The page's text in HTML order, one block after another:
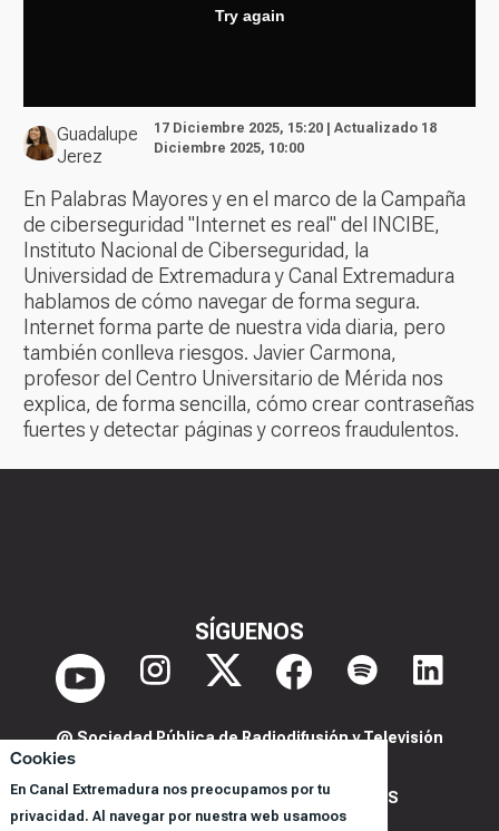
Cookies
En Canal Extremadura nos preocupamos por tu
privacidad. Al navegar por nuestra web usamoos
Guadalupe
Jerez
17 Diciembre 2025, 15:20 | Actualizado 18
Diciembre 2025, 10:00
En Palabras Mayores y en el marco de la Campaña
de ciberseguridad "Internet es real" del INCIBE,
Instituto Nacional de Ciberseguridad, la
Universidad de Extremadura y Canal Extremadura
hablamos de cómo navegar de forma segura.
Internet forma parte de nuestra vida diaria, pero
también conlleva riesgos. Javier Carmona,
profesor del Centro Universitario de Mérida nos
explica, de forma sencilla, cómo crear contraseñas
fuertes y detectar páginas y correos fraudulentos.
SÍGUENOS
@ Sociedad Pública de Radiodifusión y Televisión
POLITICA DE PRIVACIDAD Y COOKIES